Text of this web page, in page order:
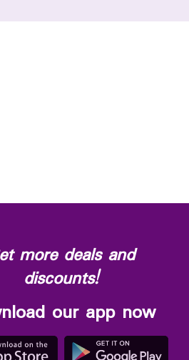
more deals and
discounts!
our app now